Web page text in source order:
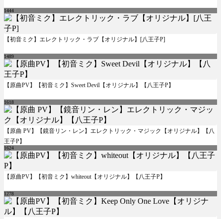
1444
【初音ミク】エレクトリック・ラブ【オリジナル】[八王子P]
1489
【原曲PV】【初音ミク】Sweet Devil【オリジナル】【八王子P】
1618
【原曲 PV】【鏡音リン・レン】エレクトリック・マジック【オリジナル】【八
王子P】
1624
【原曲PV】【初音ミク】whiteout【オリジナル】【八王子P】
1278